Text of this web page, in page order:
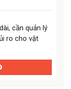
cần quản lý
ro cho vật